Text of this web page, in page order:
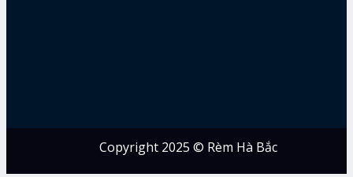
Copyright 2025 © Rèm Hà Bắc